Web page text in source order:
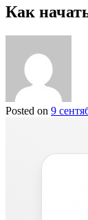
Как
Posted on 9